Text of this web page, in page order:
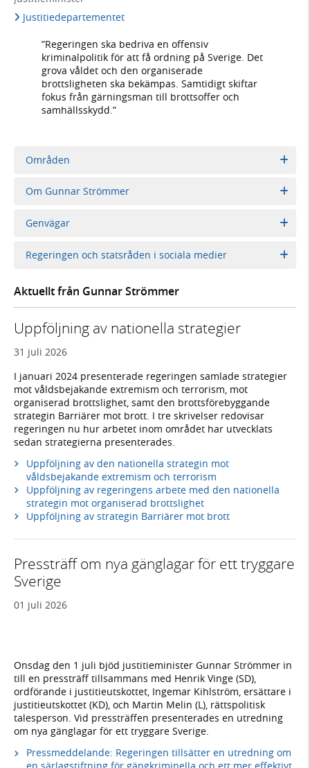
Justitiedepartementet
”Regeringen ska bedriva en offensiv
kriminalpolitik för att få ordning på Sverige. Det
grova våldet och den organiserade
brottsligheten ska bekämpas. Samtidigt skiftar
fokus från gärningsman till brottsoffer och
samhällsskydd.”
Områden
Om Gunnar Strömmer
Genvägar
Regeringen och statsråden i sociala medier
Aktuellt från Gunnar Strömmer
Uppföljning av nationella strategier
31 juli 2026
I januari 2024 presenterade regeringen samlade strategier
mot våldsbejakande extremism och terrorism, mot
organiserad brottslighet, samt den brottsförebyggande
strategin Barriärer mot brott. I tre skrivelser redovisar
regeringen nu hur arbetet inom området har utvecklats
sedan strategierna presenterades.
Uppföljning av den nationella strategin mot
våldsbejakande extremism och terrorism
Uppföljning av regeringens arbete med den nationella
strategin mot organiserad brottslighet
Uppföljning av strategin Barriärer mot brott
Pressträff om nya gänglagar för ett tryggare
Sverige
01 juli 2026
Onsdag den 1 juli bjöd justitieminister Gunnar Strömmer in
till en pressträff tillsammans med Henrik Vinge (SD),
ordförande i justitieutskottet, Ingemar Kihlström, ersättare i
justitieutskottet (KD), och Martin Melin (L), rättspolitisk
talesperson. Vid pressträffen presenterades en utredning
om nya gänglagar för ett tryggare Sverige.
Pressmeddelande: Regeringen tillsätter en utredning om